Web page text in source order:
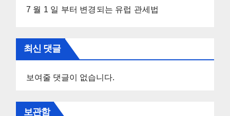
7 월 1 일 부터 변경되는 유럽 관세법
최신 댓글
보여줄 댓글이 없습니다.
보관함